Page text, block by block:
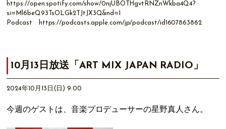
https://open.spotify.com/show/0njUBOTHgvtRNZnWkba4Q4?
si=Ml6beQ93TsOLGk2TJtJX3Q&nd=1
Podcast
https://podcasts.apple.com/jp/podcast/id1607863862
10月13日放送「ART MIX JAPAN RADIO」
2024年10月13日(日) 9:00
今週のゲストは、音楽プロデューサーの星野真人さん。